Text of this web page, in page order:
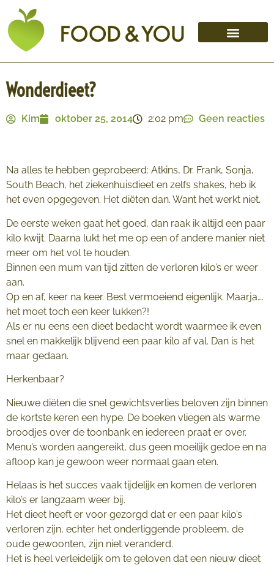
Wonderdieet?
Kim oktober 25, 2014 2:02 pm Geen reacties
Na alles te hebben geprobeerd: Atkins, Dr. Frank, Sonja,
South Beach, het ziekenhuisdieet en zelfs shakes, heb ik
het even opgegeven. Het diëten dan. Want het werkt niet.
De eerste weken gaat het goed, dan raak ik altijd een paar
kilo kwijt. Daarna lukt het me op een of andere manier niet
meer om het vol te houden.
Binnen een mum van tijd zitten de verloren kilo’s er weer
aan.
Op en af, keer na keer. Best vermoeiend eigenlijk. Maarja….
het moet toch een keer lukken?!
Als er nu eens een dieet bedacht wordt waarmee ik even
snel en makkelijk blijvend een paar kilo af val. Dan is het
maar gedaan.
Herkenbaar?
Nieuwe diëten die snel gewichtsverlies beloven zijn binnen
de kortste keren een hype. De boeken vliegen als warme
broodjes over de toonbank en iedereen praat er over.
Menu’s worden aangereikt, dus geen moeilijk gedoe en na
afloop kan je gewoon weer normaal gaan eten.
Helaas is het succes vaak tijdelijk en komen de verloren
kilo’s er langzaam weer bij.
Het dieet heeft er voor gezorgd dat er een paar kilo’s
verloren zijn, echter het onderliggende probleem, de
oude gewoonten, zijn niet veranderd.
Het is heel verleidelijk om te geloven dat een nieuw dieet